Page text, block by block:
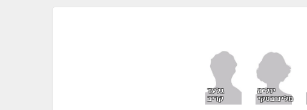
יוליה
מלינובסקי
גלעד
קריב